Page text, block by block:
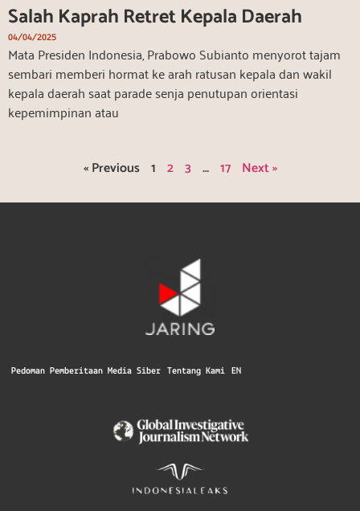
Salah Kaprah Retret Kepala Daerah
04/04/2025
Mata Presiden Indonesia, Prabowo Subianto menyorot tajam
sembari memberi hormat ke arah ratusan kepala dan wakil
kepala daerah saat parade senja penutupan orientasi
kepemimpinan atau
« Previous 1 2 3 … 17 Next »
Pedoman Pemberitaan Media Siber Tentang Kami EN